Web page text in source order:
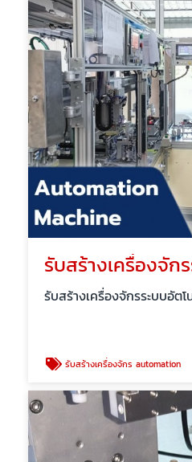
รับสร้างเครื่องจัก
รับสร้างเครื่องจักรระบบอัต
รับสร้างเครื่องจักร automation